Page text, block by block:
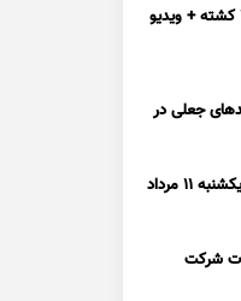
جعلی در
قیمت بیت کوین و ارز‌های دیجیتال امروز یکشنبه ۱۱ مرداد
شرکت